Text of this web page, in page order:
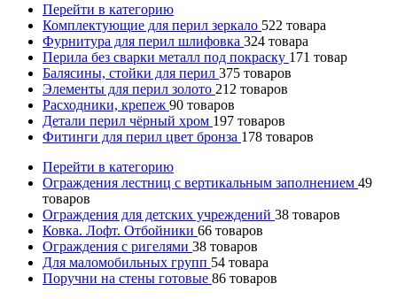
Перейти в категорию
Комплектующие для перил зеркало 522 товара
Фурнитура для перил шлифовка 324 товара
Перила без сварки металл под покраску 171 товар
Балясины, стойки для перил 375 товаров
Элементы для перил золото 212 товаров
Расходники, крепеж 90 товаров
Детали перил чёрный хром 197 товаров
Фитинги для перил цвет бронза 178 товаров
Перейти в категорию
Ограждения лестниц с вертикальным заполнением 49
товаров
Ограждения для детских учреждений 38 товаров
Ковка. Лофт. Отбойники 66 товаров
Ограждения с ригелями 38 товаров
Для маломобильных групп 54 товара
Поручни на стены готовые 86 товаров